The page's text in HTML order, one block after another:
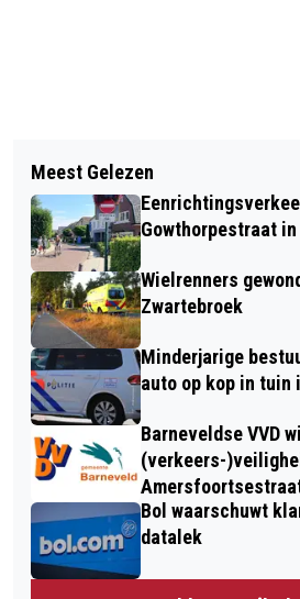
VUUR VAN DE VRIJHEID
TEKEN VAN
ONTMENSELIJKING
POLITIE BARNEVELD
SERVICE-
Meest Gelezen
Gowthorpestraat
Wielrenners
Zwartebroek
Minderjarige
auto op kop in tuin
Barneveldse VVD
(verkeers-
Bol waarschuwt
datalek